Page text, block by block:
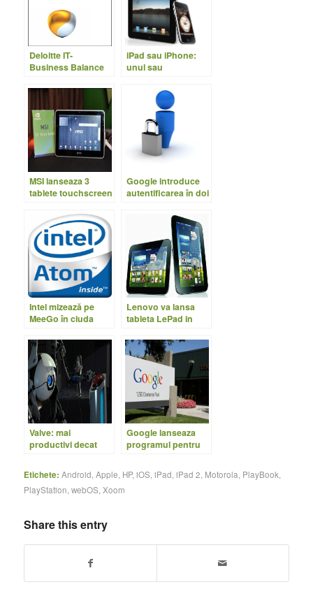
Deloitte IT-
Business Balance
premise comune
iPad sau iPhone:
unul sau
MSI lanseaza 3
tablete touchscreen
Google introduce
autentificarea în doi
Intel mizează pe
MeeGo în ciuda
Lenovo va lansa
tableta LePad in
Valve: mai
productivi decat
Google lanseaza
programul pentru
Etichete: Android Apple HP, iOS iPad iPad 2 Motorola PlayBook
PlayStation webOS Xoom
Share this entry